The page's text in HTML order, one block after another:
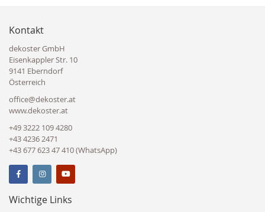
Kontakt
dekoster GmbH
Eisenkappler Str. 10
9141 Eberndorf
Österreich
office@dekoster.at
www.dekoster.at
+49 3222 109 4280
+43 4236 2471
+43 677 623 47 410 (WhatsApp)
Wichtige Links